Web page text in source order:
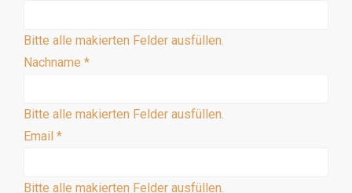
Bitte alle makierten Felder ausfüllen.
Nachname *
Bitte alle makierten Felder ausfüllen.
Email *
Bitte alle makierten Felder ausfüllen.